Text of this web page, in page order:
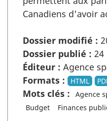
Canadiens d'avoir
Dossier modifié :
Dossier publié : 24
Éditeur : Agence
Formats :
HTML
Mots clés : Agence
Budget
Finances